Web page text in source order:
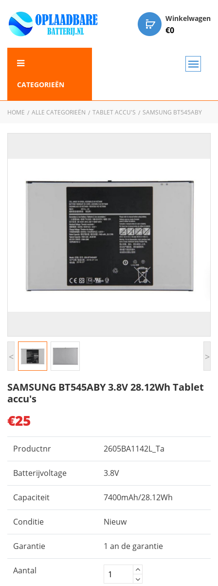
Winkelwagen
€0
CATEGORIEËN
HOME ALLE CATEGORIEËN TABLET ACCU'S SAMSUNG BT545ABY
< >
SAMSUNG BT545ABY 3.8V 28.12Wh Tablet
accu's
€25
Productnr 2605BA1142L_Ta
Batterijvoltage 3.8V
Capaciteit 7400mAh/28.12Wh
Conditie Nieuw
Garantie 1 an de garantie
Aantal